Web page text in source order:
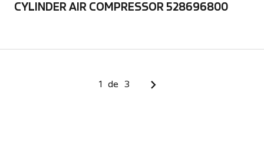
CYLINDER AIR COMPRESSOR 528696800
1 de 3